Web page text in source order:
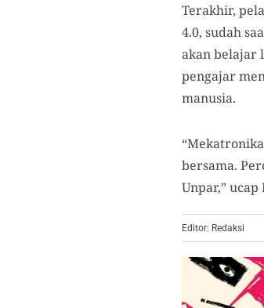
Terakhir,
4.0, sudah
akan belajar
pengajar
manusia.
bersama.
Unpar,”
Editor: Redaksi